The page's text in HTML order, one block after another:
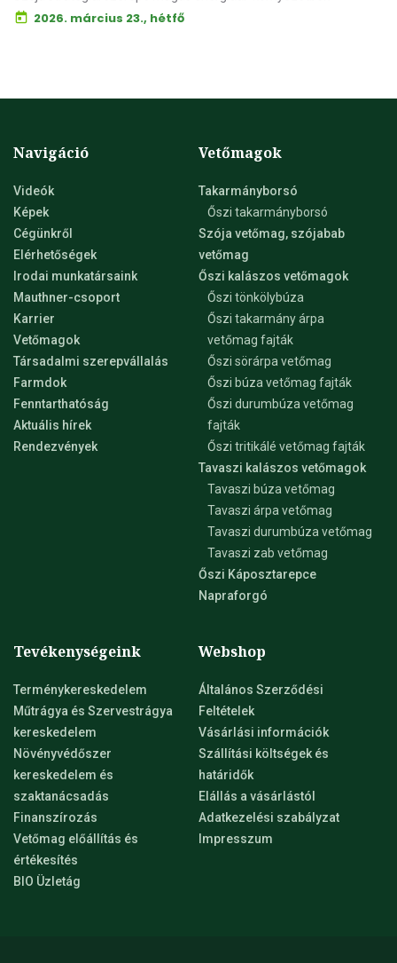
2026. március 23., hétfő
Navigáció
Videók
Képek
Cégünkről
Elérhetőségek
Irodai munkatársaink
Mauthner-csoport
Karrier
Vetőmagok
Társadalmi szerepvállalás
Farmdok
Fenntarthatóság
Aktuális hírek
Rendezvények
Vetőmagok
Takarmányborsó
Őszi takarmányborsó
Szója vetőmag, szójabab
vetőmag
Őszi kalászos vetőmagok
Őszi tönkölybúza
Őszi takarmány árpa
vetőmag fajták
Őszi sörárpa vetőmag
Őszi búza vetőmag fajták
Őszi durumbúza vetőmag
fajták
Őszi tritikálé vetőmag fajták
Tavaszi kalászos vetőmagok
Tavaszi búza vetőmag
Tavaszi árpa vetőmag
Tavaszi durumbúza vetőmag
Tavaszi zab vetőmag
Őszi Káposztarepce
Napraforgó
Tevékenységeink
Terménykereskedelem
Műtrágya és Szervestrágya
kereskedelem
Növényvédőszer
kereskedelem és
szaktanácsadás
Finanszírozás
Vetőmag előállítás és
értékesítés
BIO Üzletág
Webshop
Általános Szerződési
Feltételek
Vásárlási információk
Szállítási költségek és
határidők
Elállás a vásárlástól
Adatkezelési szabályzat
Impresszum